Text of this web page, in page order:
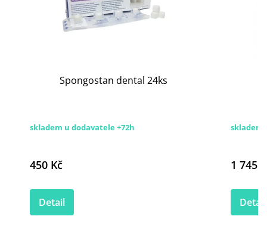
Spongostan dental 24ks
skladem u dodavatele +72h
450 Kč
Detail
skladem
1 745
Detail